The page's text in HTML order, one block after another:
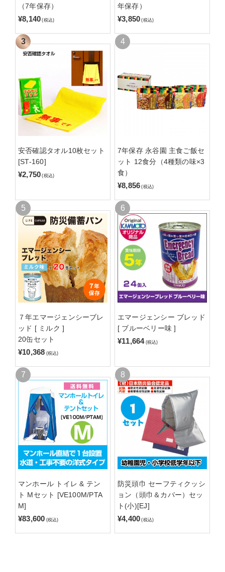
（7年保存）
¥8,140 (税込)
年保存）
¥3,850 (税込)
安否確認タオル10枚セット
[ST-160]
¥2,750 (税込)
7年保存 永谷園 主食ご飯セ
ット 12食分（4種類の味×3
食）
¥8,856 (税込)
７年エマージェンシーブレ
ッド [ ミルク ]
20缶セット
¥10,368 (税込)
エマージェンシー ブレッド
[ ブルーベリー味 ]
¥11,664 (税込)
マンホール トイレ & テン
ト Mセット [VE100M/PTA
M]
¥83,600 (税込)
防災頭巾 セーフティクッシ
ョン（頭巾＆カバー）セッ
ト(小)[EJ]
¥4,400 (税込)